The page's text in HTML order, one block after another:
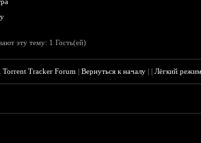
эту тему: 1 Гость(ей)
Torrent Tracker Forum |Вернуться к началу ||Лёгкий